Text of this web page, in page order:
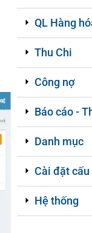
QL Hàng
Thu Chi
Công nợ
Báo cáo -
Danh mục
Cài đặt cấu
Hệ thống